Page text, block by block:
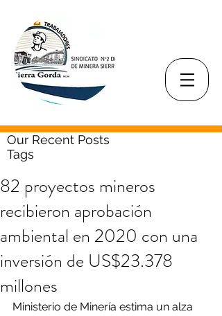
Our Recent Posts
Tags
82 proyectos mineros
recibieron aprobación
ambiental en 2020 con una
inversión de US$23.378
millones
Ministerio de Minería estima un alza